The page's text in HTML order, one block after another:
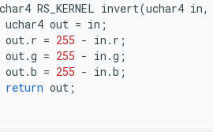
RS_KERNEL invert(uchar4 in,
uchar4 out = in ;
out. r = 255 - in . r ;
out.g = 255 - in .g ;
out.b = 255 - in .b ;
return out ;